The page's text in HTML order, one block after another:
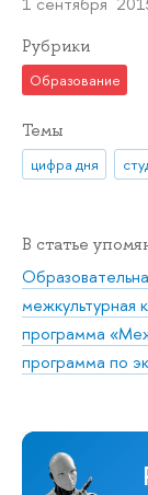
Рубрики
Образование
Темы
цифра дня
В статье
межкультурная
программа
программа по